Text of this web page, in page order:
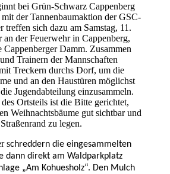
bei Grün-Schwarz Cappenberg
mit der Tannenbaumaktion der GSC-
treffen sich dazu am Samstag, 11.
an der Feuerwehr in Cappenberg,
Cappenberger Damm. Zusammen
Trainern der Mannschaften
Treckern durchs Dorf, um die
und an den Haustüren möglichst
Jugendabteilung einzusammeln.
Ortsteils ist die Bitte gerichtet,
Weihnachtsbäume gut sichtbar und
zu legen.
schreddern die eingesammelten
dann direkt am Waldparkplatz
„Am Kohuesholz“. Den Mulch